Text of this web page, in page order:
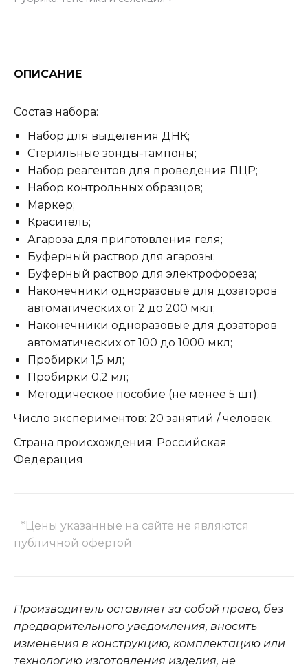
человека»
ОПИСАНИЕ
Состав набора:
Набор для выделения ДНК;
Стерильные зонды-тампоны;
Набор реагентов для проведения ПЦР;
Набор контрольных образцов;
Маркер;
Краситель;
Агароза для приготовления геля;
Буферный раствор для агарозы;
Буферный раствор для электрофореза;
Наконечники одноразовые для дозаторов
автоматических от 2 до 200 мкл;
Наконечники одноразовые для дозаторов
автоматических от 100 до 1000 мкл;
Пробирки 1,5 мл;
Пробирки 0,2 мл;
Методическое пособие (не менее 5 шт).
Число экспериментов: 20 занятий / человек.
Страна происхождения: Российская
Федерация
*Цены указанные на сайте не являются
публичной офертой
Производитель оставляет за собой право, без
предварительного уведомления, вносить
изменения в конструкцию, комплектацию или
технологию изготовления изделия, не